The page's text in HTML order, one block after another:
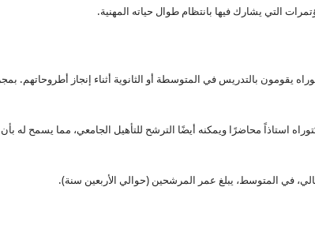
التي يشارك فيها بانتظام طوال حياته المهنية.
يقومون بالتدريس في المتوسطة أو الثانوية أثناء إنجاز أطروحاتهم.
استاذاً محاضرًا ويمكنه أيضًا الترشح للتأهيل الجامعي، مما يسمح له
في المتوسط، يبلغ عمر المرشحين (حوالي الأربعين سنة).